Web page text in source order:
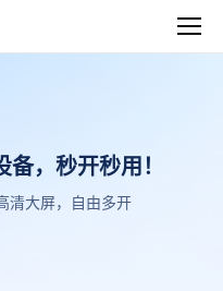
，秒开秒用！
清大屏，自由多开